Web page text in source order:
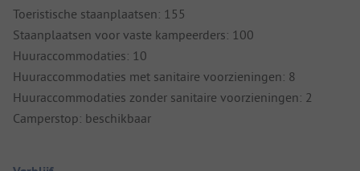
Toeristische staanplaatsen: 155
Staanplaatsen voor vaste kampeerders: 100
Huuraccommodaties: 10
Huuraccommodaties met sanitaire voorzieningen: 8
Huuraccommodaties zonder sanitaire voorzieningen: 2
Camperstop: beschikbaar